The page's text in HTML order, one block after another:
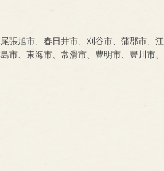
張旭市、春日井市、刈谷市、蒲郡市、江
市、東海市、常滑市、豊明市、豊川市、